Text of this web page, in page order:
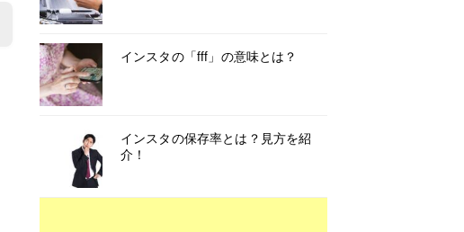
インスタの「fff」の意味とは？
インスタの保存率とは？見方を紹
介！